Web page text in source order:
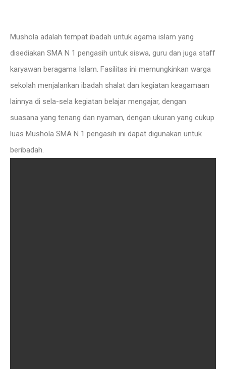
Mushola adalah tempat ibadah untuk agama islam yang
disediakan SMA N 1 pengasih untuk siswa, guru dan juga staff
karyawan beragama Islam. Fasilitas ini memungkinkan warga
sekolah menjalankan ibadah shalat dan kegiatan keagamaan
lainnya di sela-sela kegiatan belajar mengajar, dengan
suasana yang tenang dan nyaman, dengan ukuran yang cukup
luas Mushola SMA N 1 pengasih ini dapat digunakan untuk
beribadah.